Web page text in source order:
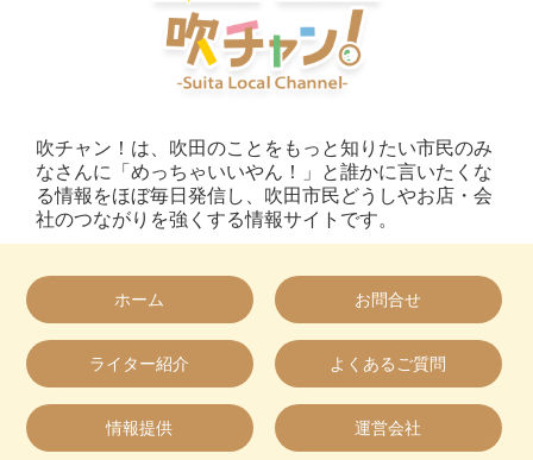
吹チャン！は、吹田のことをもっと知りたい市民のみ
なさんに「めっちゃいいやん！」と誰かに言いたくな
る情報をほぼ毎日発信し、吹田市民どうしやお店・会
社のつながりを強くする情報サイトです。
ホーム お問合せ
ライター紹介 よくあるご質問
情報提供 運営会社